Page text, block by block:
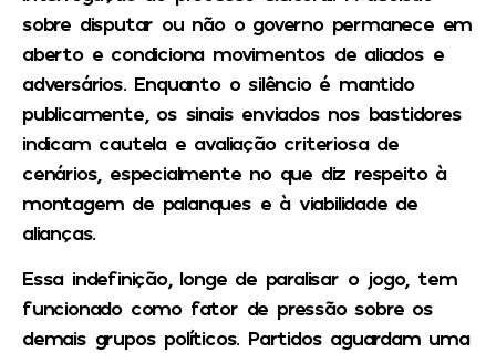
sobre disputar ou não o governo permanece em
aberto e condiciona movimentos de aliados e
adversários. Enquanto o silêncio é mantido
publicamente, os sinais enviados nos bastidores
indicam cautela e avaliação criteriosa de
cenários, especialmente no que diz respeito à
montagem de palanques e à viabilidade de
alianças.
Essa indefinição, longe de paralisar o jogo, tem
funcionado como fator de pressão sobre os
demais grupos políticos. Partidos aguardam uma